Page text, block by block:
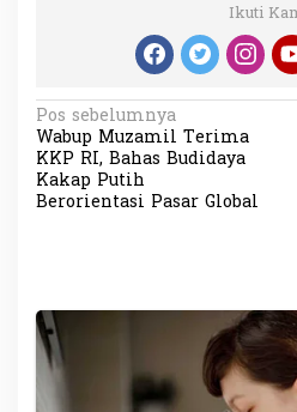
Ikuti
N
a
v
s
i
p
Pos sebelumnya
Wabup Muzamil Terima
KKP RI, Bahas Budidaya
Kakap Putih
Berorientasi Pasar Global